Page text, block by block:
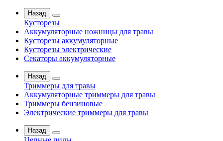
Назад
Кусторезы
Аккумуляторные ножницы для травы
Кусторезы аккумуляторные
Кусторезы электрические
Секаторы аккумуляторные
Назад
Триммеры для травы
Аккумуляторные триммеры для травы
Триммеры бензиновые
Электрические триммеры для травы
Назад